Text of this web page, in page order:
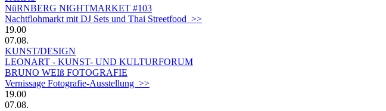
NüRNBERG NIGHTMARKET #103
Nachtflohmarkt mit DJ Sets und Thai Streetfood >>
19.00
07.08.
KUNST/DESIGN
LEONART - KUNST- UND KULTURFORUM
BRUNO WEIß FOTOGRAFIE
Vernissage Fotografie-Ausstellung >>
19.00
07.08.